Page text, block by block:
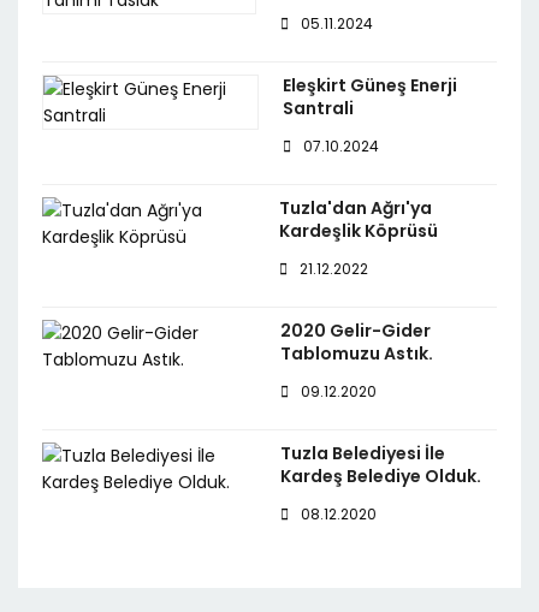
05.11.2024
Eleşkirt Güneş Enerji
Santrali
07.10.2024
Tuzla'dan Ağrı'ya
Kardeşlik Köprüsü
21.12.2022
2020 Gelir-Gider
Tablomuzu Astık.
09.12.2020
Tuzla Belediyesi İle
Kardeş Belediye Olduk.
08.12.2020